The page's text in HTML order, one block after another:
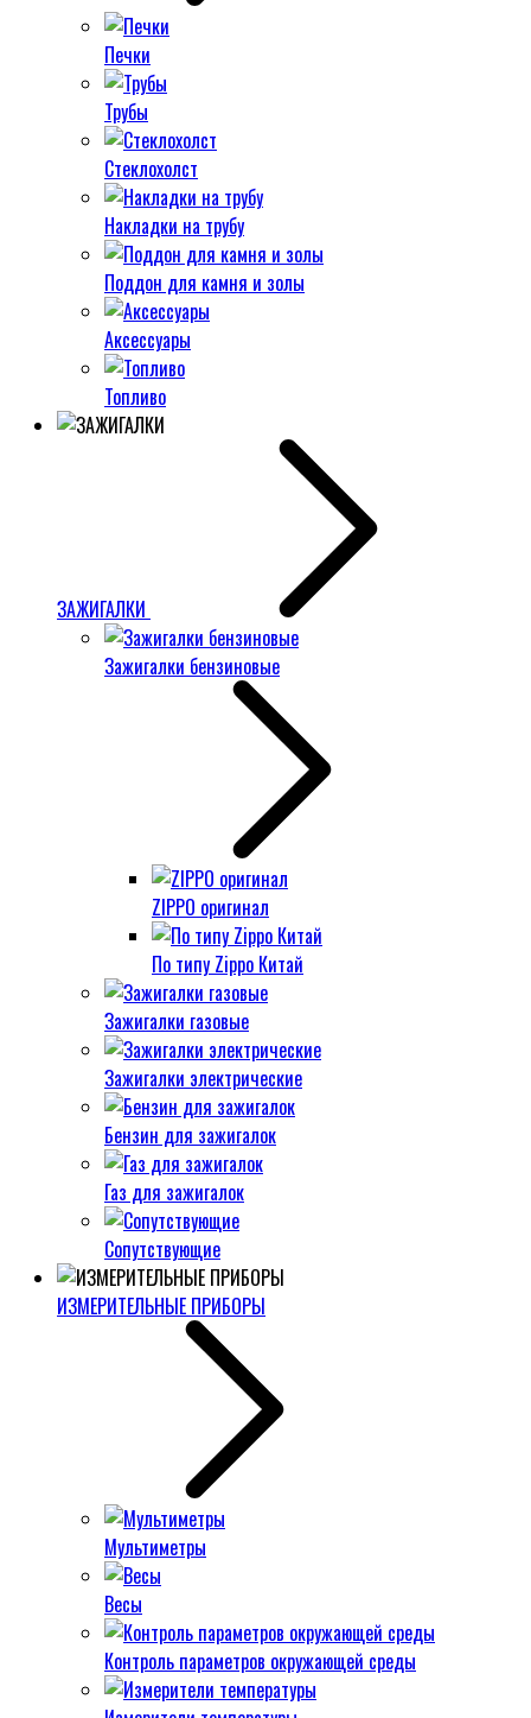
Печки
Трубы
Стеклохолст
Накладки на трубу
Поддон для камня и золы
Аксессуары
Топливо
ЗАЖИГАЛКИ
Зажигалки бензиновые
ZIPPO оригинал
По типу Zippo Китай
Зажигалки газовые
Зажигалки электрические
Бензин для зажигалок
Газ для зажигалок
Сопутствующие
ИЗМЕРИТЕЛЬНЫЕ ПРИБОРЫ
Мультиметры
Весы
Контроль параметров окружающей среды